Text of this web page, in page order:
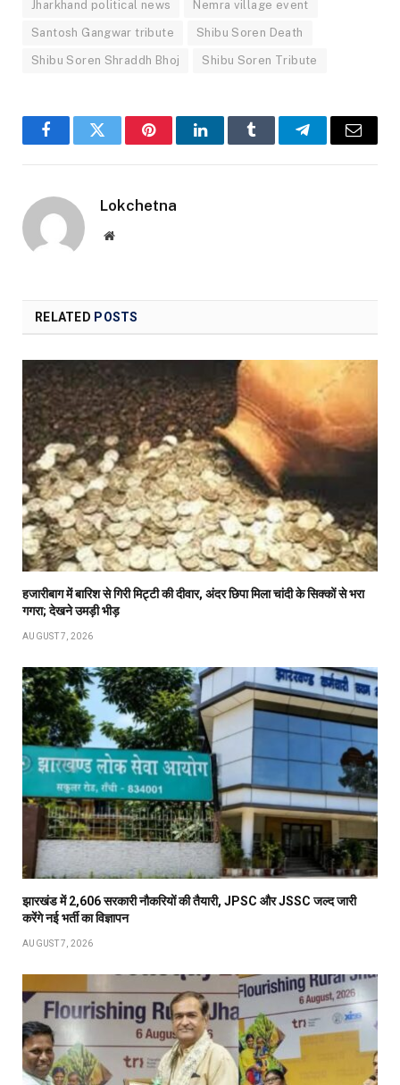
Jharkhand political news Nemra village event
Santosh Gangwar tribute Shibu Soren Death
Shibu Soren Shraddh Bhoj Shibu Soren Tribute
FacebookTwitter PinterestLinkedInTumblr TelegramEmail
Lokchetna
Website
RELATED POSTS
हजारीबाग में बारिश से गिरी मिट्टी की दीवार, अंदर छिपा मिला चांदी के सिक्कों से भरा
गगरा; देखने उमड़ी भीड़
AUGUST 7, 2026
झारखंड में 2,606 सरकारी नौकरियों की तैयारी, JPSC और JSSC जल्द जारी
करेंगे नई भर्ती का विज्ञापन
AUGUST 7, 2026